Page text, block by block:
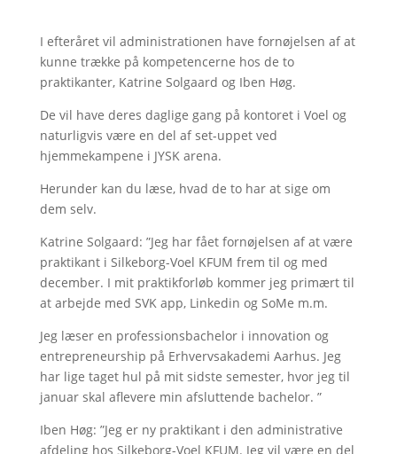
I efteråret vil administrationen have fornøjelsen af at
kunne trække på kompetencerne hos de to
praktikanter, Katrine Solgaard og Iben Høg.
De vil have deres daglige gang på kontoret i Voel og
naturligvis være en del af set-uppet ved
hjemmekampene i JYSK arena.
Herunder kan du læse, hvad de to har at sige om
dem selv.
Katrine Solgaard: ”Jeg har fået fornøjelsen af at være
praktikant i Silkeborg-Voel KFUM frem til og med
december. I mit praktikforløb kommer jeg primært til
at arbejde med SVK app, Linkedin og SoMe m.m.
Jeg læser en professionsbachelor i innovation og
entrepreneurship på Erhvervsakademi Aarhus. Jeg
har lige taget hul på mit sidste semester, hvor jeg til
januar skal aflevere min afsluttende bachelor. ”
Iben Høg­: ”Jeg er ny praktikant i den administrative
afdeling hos Silkeborg-Voel KFUM. Jeg vil være en del